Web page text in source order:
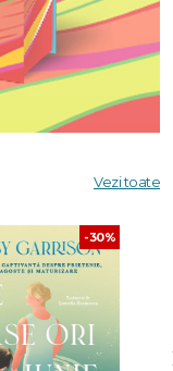
Vezi toate
-30%